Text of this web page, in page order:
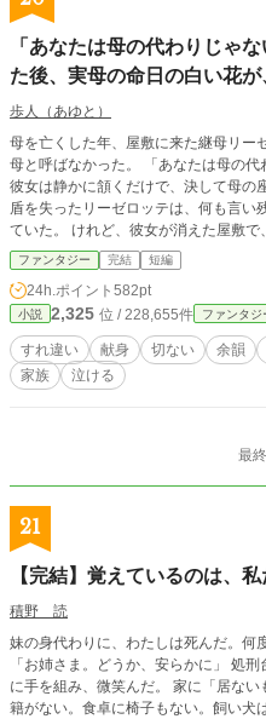
「あなたは母の代わりじゃ
た後、実母の命日の白い花
歩人（あゆと）
母を亡くした年、屋敷に来た継母リ
母と呼ばなかった。 「あなたは母の代
彼女は静かに頷くだけで、決して母の
盾を失ったリーゼロッテは、何も言い
ていた。 けれど、彼女が消えた屋敷
アの命日に毎年供えられていた白い花
古参女中から書き取った、継母の筆跡
好物・薄味に」と記されていた。 わた
人は、わたしのために、亡き母を生か
かったのではない。なってはいけない
いたときには、もう、白い花を渡す相
ファンタジー 完結 短編
24h.ポイント 582pt
小説 2,325 位 / 228,655件 ファンタジ
すれ違い 献身 切ない 余韻
家族
泣ける
最
21
【完結】覚えているのは、
積野 読
妹の身代わりに、わたしは死んだ。何
「お姉さま。どうか、安らかに」 処刑台の一番前で、妹のクラリスが祈りの形
に手を組み、微笑んだ。 家に「居ないもの」として育てられたわたしには、戸
籍がない。食卓に椅子もない。飼い犬